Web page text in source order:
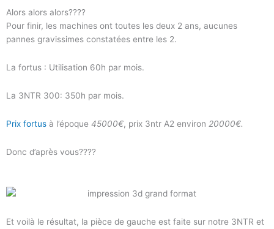
Alors alors alors????
Pour finir, les machines ont toutes les deux 2 ans, aucunes
pannes gravissimes constatées entre les 2.
La fortus : Utilisation 60h par mois.
La 3NTR 300: 350h par mois.
Prix fortus à l’époque 45000€, prix 3ntr A2 environ 20000€.
Donc d’après vous????
Et voilà le résultat, la pièce de gauche est faite sur notre 3NTR et